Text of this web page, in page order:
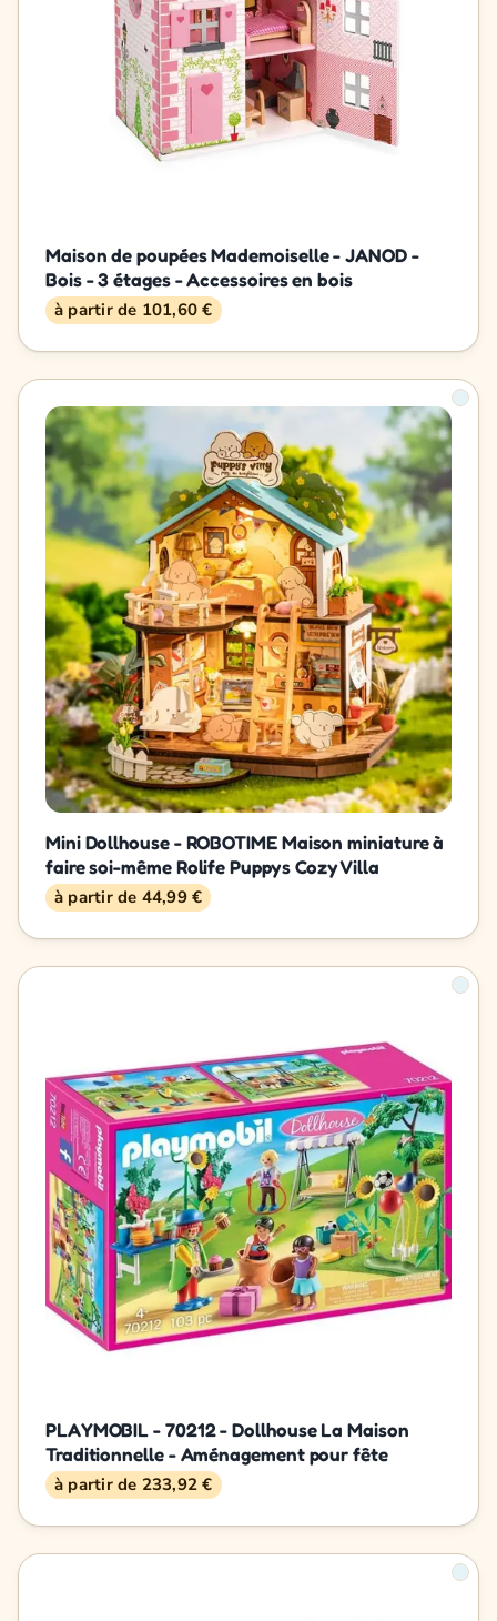
Maison de poupées Mademoiselle - JANOD -
Bois - 3 étages - Accessoires en bois
à partir de 101,60 €
Mini Dollhouse - ROBOTIME Maison miniature à
faire soi-même Rolife Puppys Cozy Villa
à partir de 44,99 €
PLAYMOBIL - 70212 - Dollhouse La Maison
Traditionnelle - Aménagement pour fête
à partir de 233,92 €